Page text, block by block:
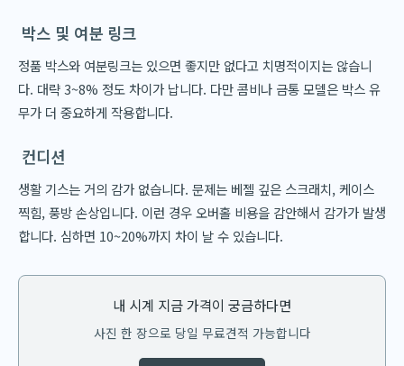
박스 및 여분 링크
정품 박스와 여분링크는 있으면 좋지만 없다고 치명적이지는 않습니
다. 대략 3~8% 정도 차이가 납니다. 다만 콤비나 금통 모델은 박스 유
무가 더 중요하게 작용합니다.
컨디션
생활 기스는 거의 감가 없습니다. 문제는 베젤 깊은 스크래치, 케이스
찍힘, 풍방 손상입니다. 이런 경우 오버홀 비용을 감안해서 감가가 발생
합니다. 심하면 10~20%까지 차이 날 수 있습니다.
내 시계 지금 가격이 궁금하다면
사진 한 장으로 당일 무료견적 가능합니다